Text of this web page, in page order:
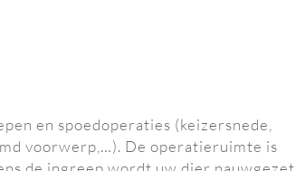
en spoedoperaties (keizersnede,
voorwerp,…). De operatieruimte is